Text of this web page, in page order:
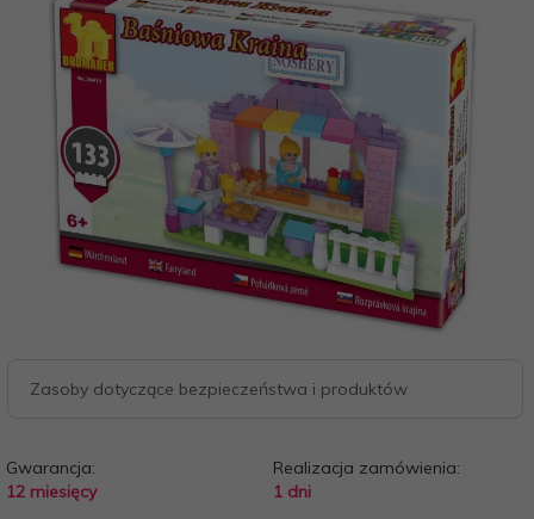
Zasoby dotyczące bezpieczeństwa i produktów
Gwarancja:
12 miesięcy
Realizacja zamówienia:
1 dni